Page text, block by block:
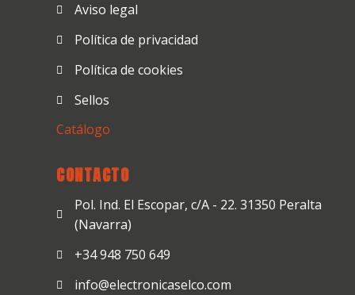
Aviso legal
Política de privacidad
Política de cookies
Sellos
Catálogo
CONTACTO
Pol. Ind. El Escopar, c/A - 22. 31350 Peralta
(Navarra)
+34 948 750 649
info@electronicaselco.com